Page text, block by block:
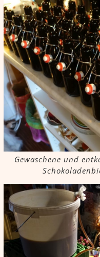
Gewaschene und